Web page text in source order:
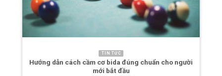
TIN TỨC
Hướng dẫn cách cầm cơ bida đúng chuẩn cho người
mới bắt đầu